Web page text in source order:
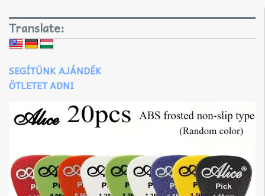
Translate:
SEGÍTÜNK AJÁNDÉK
ÖTLETET ADNI